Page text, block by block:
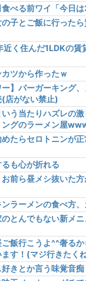
食べる前ワイ「今日
の子とご飯に行った
近く住んだ1LDKの
ツから作ったｗ
ー】バーガーキング
店がない禁止)
う当たりハズレの激
ングのラーメン屋
たらセロトニンが
も心が折れる
お前ら昼メシ抜いた
ンラーメンの食べ方
のとんでもない新メ
飯行こうよ^^奢る
す！(マジ行きたく
きとか言う味覚音痴